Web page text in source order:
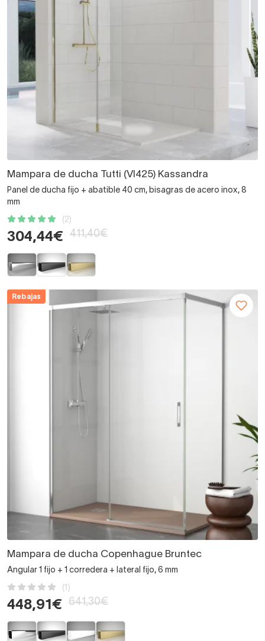
Mampara de ducha Tutti (VI425) Kassandra
Panel de ducha fijo + abatible 40 cm, bisagras de acero inox, 8
mm
(2)
304,44€ 411,40€
Rebajas
Mampara de ducha Copenhague Bruntec
Angular 1 fijo + 1 corredera + lateral fijo, 6 mm
(1)
448,91€ 641,30€